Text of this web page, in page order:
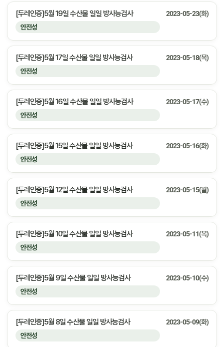
안전성
[두레인증]5월 19일 수산물 일일 방사능검사 2023-05-23(화)
안전성
[두레인증]5월 17일 수산물 일일 방사능검사 2023-05-18(목)
안전성
[두레인증]5월 16일 수산물 일일 방사능검사 2023-05-17(수)
안전성
[두레인증]5월 15일 수산물 일일 방사능검사 2023-05-16(화)
안전성
[두레인증]5월 12일 수산물 일일 방사능검사 2023-05-15(월)
안전성
[두레인증]5월 10일 수산물 일일 방사능검사 2023-05-11(목)
안전성
[두레인증]5월 9일 수산물 일일 방사능검사 2023-05-10(수)
안전성
[두레인증]5월 8일 수산물 일일 방사능검사 2023-05-09(화)